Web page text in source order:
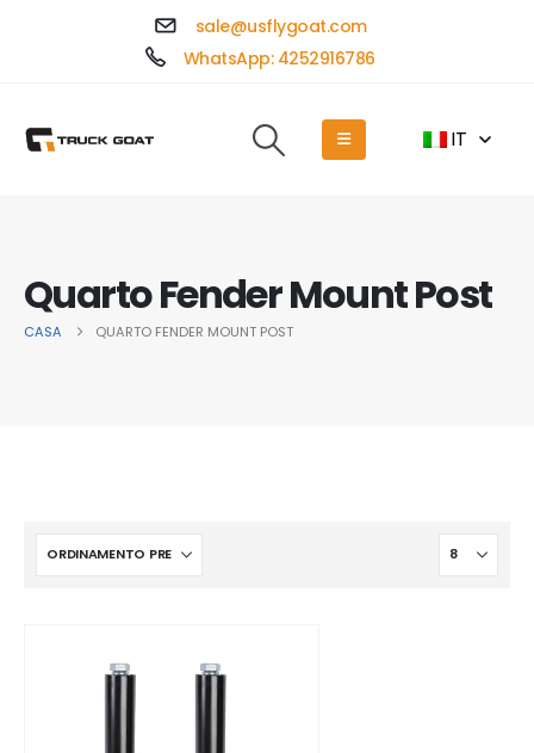
sale@usflygoat.com
WhatsApp: 4252916786
IT
Quarto Fender Mount Post
CASA QUARTO FENDER MOUNT POST